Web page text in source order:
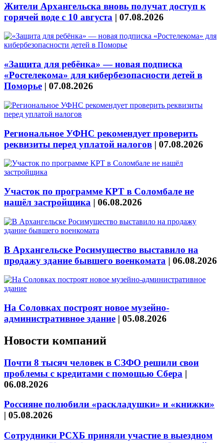
Жители Архангельска вновь получат доступ к
горячей воде с 10 августа | 07.08.2026
«Защита для ребёнка» — новая подписка
«Ростелекома» для кибербезопасности детей в
Поморье | 07.08.2026
Региональное УФНС рекомендует проверить
реквизиты перед уплатой налогов | 07.08.2026
Участок по программе КРТ в Соломбале не
нашёл застройщика | 06.08.2026
В Архангельске Росимущество выставило на
продажу здание бывшего военкомата | 06.08.2026
На Соловках построят новое музейно-
административное здание | 05.08.2026
Новости компаний
Почти 8 тысяч человек в СЗФО решили свои
проблемы с кредитами с помощью Сбера |
06.08.2026
Россияне полюбили «раскладушки» и «книжки»
| 05.08.2026
Сотрудники РСХБ приняли участие в выездном